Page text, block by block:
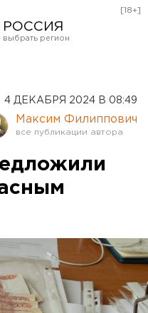
РОССИЯ
Оренбург
[18+]
4 ДЕКАБРЯ 2024 В 08:49
Максим Филиппович